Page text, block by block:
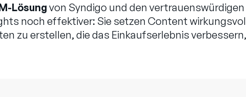
Lösung von Syndigo und den
noch effektiver: Sie setzen Content
zu erstellen, die das Einkaufserlebnis